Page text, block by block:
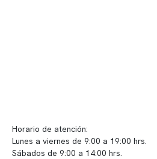
Horario de atención:
Lunes a viernes de 9:00 a 19:00 hrs.
Sábados de 9:00 a 14:00 hrs.